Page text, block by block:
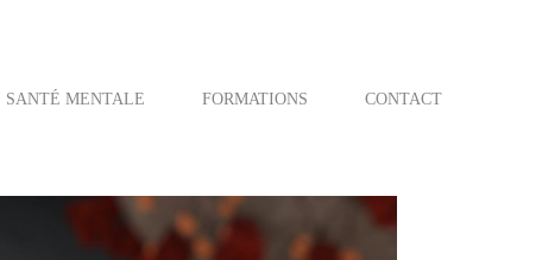
SANTÉ MENTALE FORMATIONS CONTACT